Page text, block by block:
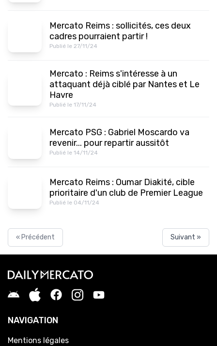
Mercato Reims : sollicités, ces deux
cadres pourraient partir !
Publié le 27/11/24
Mercato : Reims s'intéresse à un
attaquant déjà ciblé par Nantes et Le
Havre
Publié le 17/11/24
Mercato PSG : Gabriel Moscardo va
revenir... pour repartir aussitôt
Publié le 14/11/24
Mercato Reims : Oumar Diakité, cible
prioritaire d'un club de Premier League
Publié le 04/11/24
« Précédent Suivant »
NAVIGATION
Mentions légales